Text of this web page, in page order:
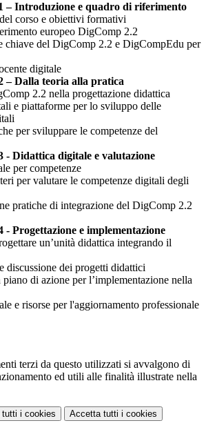
– Introduzione e quadro di riferimento
corso e obiettivi formativi
europeo DigComp 2.2
chiave del DigComp 2.2 e DigCompEdu per
digitale
Dalla teoria alla pratica
2.2 nella progettazione didattica
e piattaforme per lo sviluppo delle
per sviluppare le competenze del
Didattica digitale e valutazione
per competenze
per valutare le competenze digitali degli
pratiche di integrazione del DigComp 2.2
Progettazione e implementazione
un’unità didattica integrando il
discussione dei progetti didattici
di azione per l’implementazione nella
e risorse per l'aggiornamento professionale
terzi da questo utilizzati si avvalgono di
ed utili alle finalità illustrate nella
tutti i cookies Accetta tutti i cookies